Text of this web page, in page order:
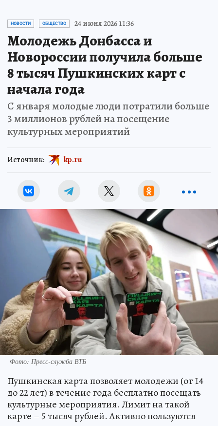
НОВОСТИ ОБЩЕСТВО 24 июня 2026 11:36
Молодежь Донбасса и
Новороссии получила больше
8 тысяч Пушкинских карт с
начала года
С января молодые люди потратили больше
3 миллионов рублей на посещение
культурных мероприятий
Источник: kp.ru
Фото: Пресс-служба ВТБ
Пушкинская карта позволяет молодежи (от 14
до 22 лет) в течение года бесплатно посещать
культурные мероприятия. Лимит на такой
карте – 5 тысяч рублей. Активно пользуются